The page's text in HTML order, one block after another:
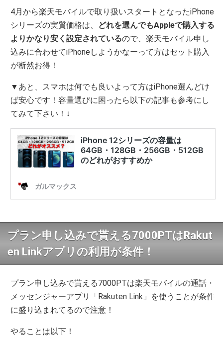
4月から楽天モバイルで取り扱いスタートとなったiPhone
シリーズの実質価格は、 どれを選んでもAppleで購入する
よりかなり安く設定されているので、楽天モバイル申し
込みに合わせてiPhoneしようかなーって方はセット購入
が断然お得！
▼あと、スマホは何でも良いよって方はiPhone選んどけ
ば安心です！容量選びに困ったら以下の記事も参考にし
てみて下さい！↓
プラン申し込みで貰える7000PTはRakut
en Linkアプリの利用が条件！
プラン申し込みで貰える7000PTは楽天モバイルの通話・
メッセンジャーアプリ「Rakuten Link」を使うことが条件
に盛り込まれてるので注意！
やることは以下！